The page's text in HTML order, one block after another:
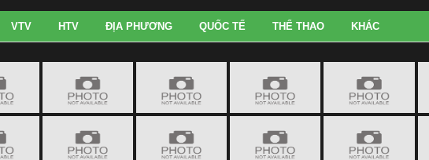
VTV HTV ĐỊA PHƯƠNG QUỐC TẾ THỂ THAO KHÁC